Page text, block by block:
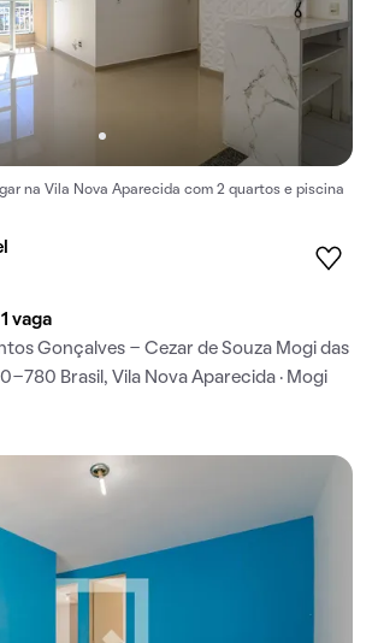
na Vila Nova Aparecida com 2 quartos e piscina
vaga
Gonçalves - Cezar de Souza Mogi das
780 Brasil, Vila Nova Aparecida · Mogi